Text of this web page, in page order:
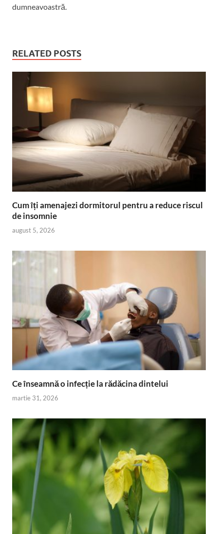
dumneavoastră.
RELATED POSTS
Cum îți amenajezi dormitorul pentru a reduce riscul
de insomnie
august 5, 2026
Ce înseamnă o infecție la rădăcina dintelui
martie 31, 2026